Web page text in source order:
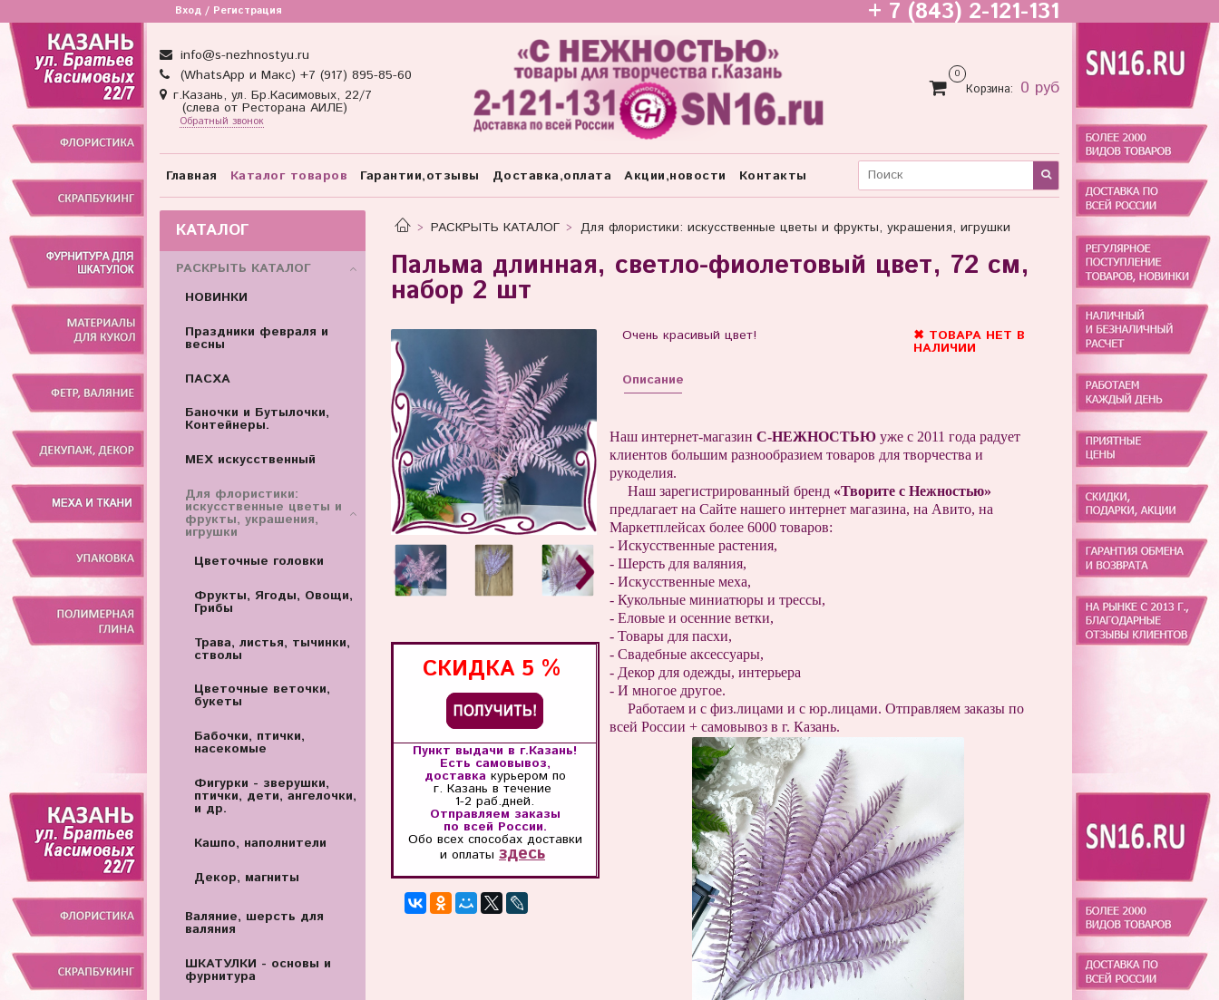
Вход / Регистрация + 7 (843) 2-121-131
info@s-nezhnostyu.ru
(WhatsApp и Макс) +7 (917) 895-85-60
г.Казань, ул. Бр.Касимовых, 22/7
(слева от Ресторана АИЛЕ)
Обратный звонок
0
Корзина: 0 руб
Главная Каталог товаров Гарантии,отзывы Доставка,оплата Акции,новости Контакты
РАСКРЫТЬ КАТАЛОГ Для флористики: искусственные цветы и фрукты, украшения, игрушки
Пальма длинная, светло-фиолетовый цвет, 72 см,
набор 2 шт
СКИДКА 5 %
Пункт выдачи в г.Казань!
Есть самовывоз,
доставка курьером по
г. Казань в течение
1-2 раб.дней.
Отправляем заказы
по всей России.
Обо всех способах доставки
и оплаты здесь
Очень красивый цвет! ✖ ТОВАРА НЕТ В
НАЛИЧИИ
Описание
Наш интернет-магазин С-НЕЖНОСТЬЮуже с 2011 года радует
клиентов большим разнообразием товаров для творчества и
рукоделия.
Наш зарегистрированный бренд «Творите с Нежностью»
предлагает на Сайте нашего интернет магазина, на Авито, на
Маркетплейсах более 6000 товаров:
- Искусственные растения,
- Шерсть для валяния,
- Искусственные меха,
- Кукольные миниатюры и трессы,
- Еловые и осенние ветки,
- Товары для пасхи,
- Свадебные аксессуары,
- Декор для одежды, интерьера
- И многое другое.
Работаем и с физ.лицами и с юр.лицами. Отправляем заказы по
всей России + самовывоз в г. Казань.
КАТАЛОГ
РАСКРЫТЬ КАТАЛОГ
НОВИНКИ
Праздники февраля и
весны
ПАСХА
Баночки и Бутылочки,
Контейнеры.
МЕХ искусственный
Для флористики:
искусственные цветы и
фрукты, украшения,
игрушки
Цветочные головки
Фрукты, Ягоды, Овощи,
Грибы
Трава, листья, тычинки,
стволы
Цветочные веточки,
букеты
Бабочки, птички,
насекомые
Фигурки - зверушки,
птички, дети, ангелочки,
и др.
Кашпо, наполнители
Декор, магниты
Валяние, шерсть для
валяния
ШКАТУЛКИ - основы и
фурнитура